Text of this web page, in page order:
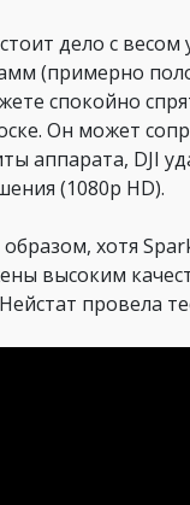
дело с весом
(примерно
спокойно
Он может
аппарата, DJI
(1080р HD).
хотя
высоким
провела